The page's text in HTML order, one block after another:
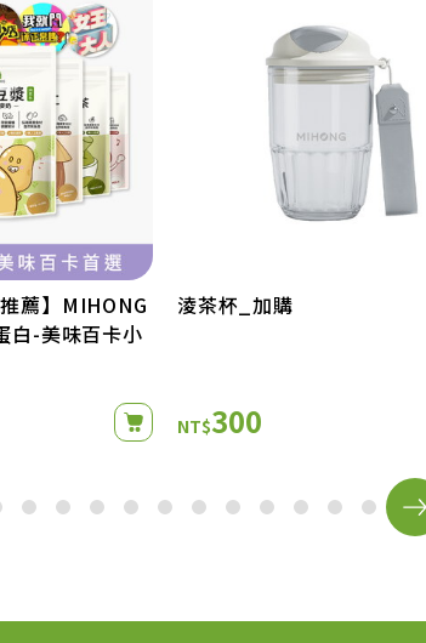
薦】MIHONG
白-美味百卡小
淩茶杯_加購
NT$300